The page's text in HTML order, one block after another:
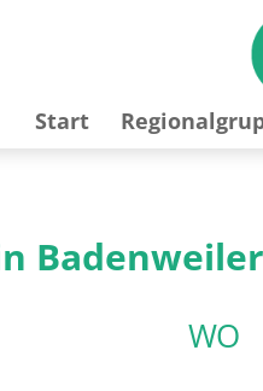
Start
Badenweiler
WO